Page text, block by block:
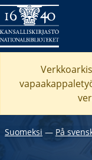
Suomeksi ― På